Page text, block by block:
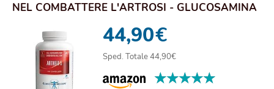
NEL COMBATTERE L'ARTROSI - GLUCOSAMINA
44,90€
Sped. Totale 44,90€
★★★★★
★★★★★